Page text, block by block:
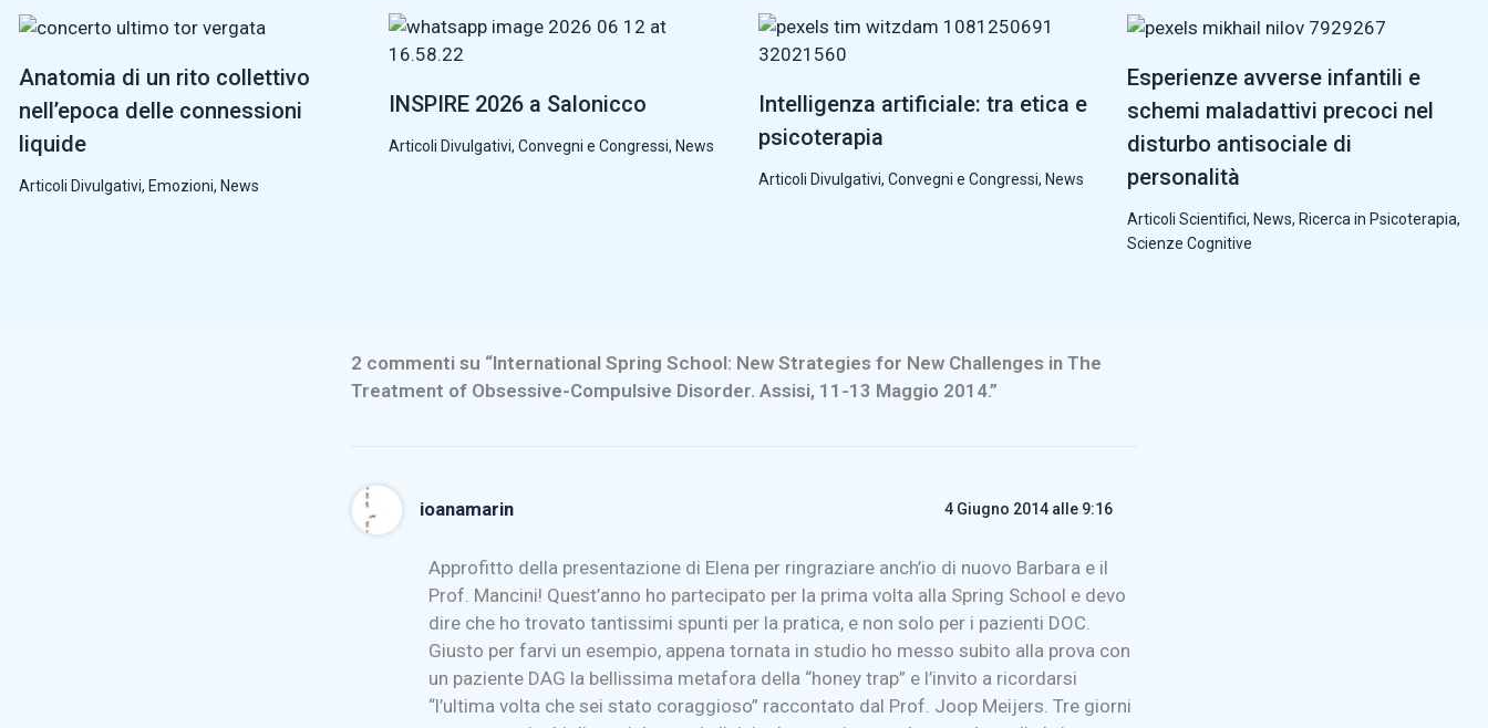
Anatomia di un rito collettivo
nell’epoca delle connessioni
liquide
Articoli Divulgativi, Emozioni, News
INSPIRE 2026 a Salonicco
Articoli Divulgativi, Convegni e Congressi, News
Intelligenza artificiale: tra etica e
psicoterapia
Articoli Divulgativi, Convegni e Congressi, News
Esperienze avverse infantili e
schemi maladattivi precoci nel
disturbo antisociale di
personalità
Articoli Scientifici, News, Ricerca in Psicoterapia,
Scienze Cognitive
2 commenti su “International Spring School: New Strategies for New Challenges in The
Treatment of Obsessive-Compulsive Disorder. Assisi, 11-13 Maggio 2014.”
ioanamarin 4 Giugno 2014 alle 9:16
Approfitto della presentazione di Elena per ringraziare anch’io di nuovo Barbara e il
Prof. Mancini! Quest’anno ho partecipato per la prima volta alla Spring School e devo
dire che ho trovato tantissimi spunti per la pratica, e non solo per i pazienti DOC.
Giusto per farvi un esempio, appena tornata in studio ho messo subito alla prova con
un paziente DAG la bellissima metafora della “honey trap” e l’invito a ricordarsi
“l’ultima volta che sei stato coraggioso” raccontato dal Prof. Joop Meijers. Tre giorni